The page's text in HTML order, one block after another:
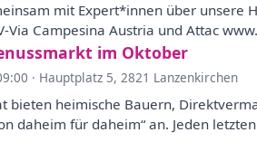
mit Expert*innen über unsere
Via Campesina Austria und Attac
im Oktober
· Hauptplatz 5, 2821 Lanzenkirchen
bieten heimische Bauern,
daheim für daheim“ an. Jeden